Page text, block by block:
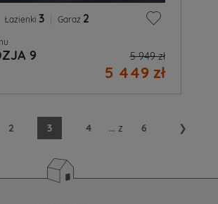
Łazienki 3 Garaż 2
9 5 949 zł
5 449 zł
2 3 4 ... z 6 ❯